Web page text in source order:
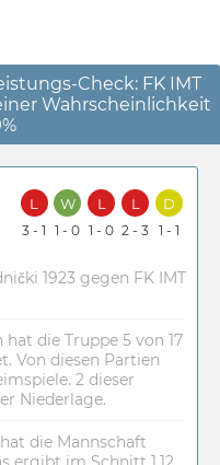
Check: FK IMT
Wahrscheinlichkeit
L
3 - 1
W
1 - 0
L
1 - 0
L
2 - 3
D
1 - 1
1923 gegen FK IMT
die Truppe 5 von 17
Von diesen Partien
2 dieser
Niederlage.
die Mannschaft